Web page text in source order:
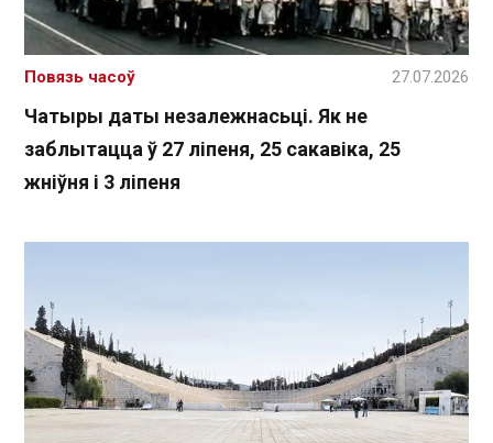
Чатыры даты незалежнасьці. Як не
заблытацца ў 27 ліпеня, 25 сакавіка, 25
жніўня і 3 ліпеня
Повязь часоў 27.07.2026